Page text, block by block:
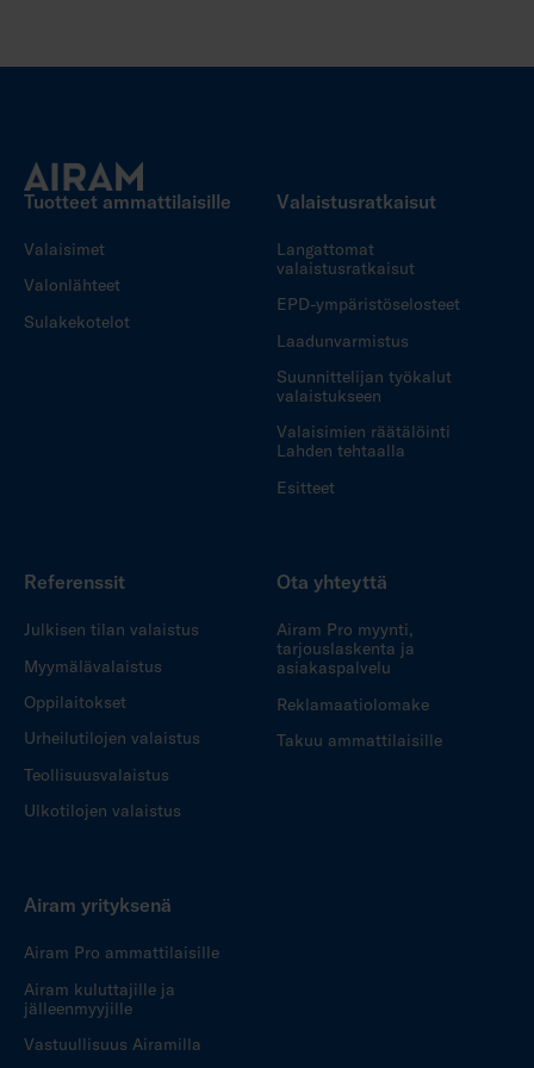
Tuotteet ammattilaisille
Valaisimet
Valonlähteet
Sulakekotelot
Valaistusratkaisut
Langattomat
valaistusratkaisut
EPD-ympäristöselosteet
Laadunvarmistus
Suunnittelijan työkalut
valaistukseen
Valaisimien räätälöinti
Lahden tehtaalla
Esitteet
Referenssit
Julkisen tilan valaistus
Myymälävalaistus
Oppilaitokset
Urheilutilojen valaistus
Teollisuusvalaistus
Ulkotilojen valaistus
Ota yhteyttä
Airam Pro myynti,
tarjouslaskenta ja
asiakaspalvelu
Reklamaatiolomake
Takuu ammattilaisille
Airam yrityksenä
Airam Pro ammattilaisille
Airam kuluttajille ja
jälleenmyyjille
Vastuullisuus Airamilla